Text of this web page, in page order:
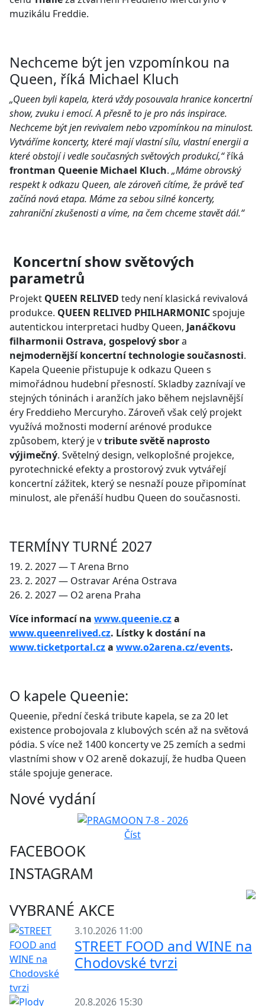
muzikálu Freddie.
Nechceme být jen vzpomínkou na
Queen, říká Michael Kluch
„Queen byli kapela, která vždy posouvala hranice koncertní
show, zvuku i emocí. A přesně to je pro nás inspirace.
Nechceme být jen revivalem nebo vzpomínkou na minulost.
Vytváříme koncerty, které mají vlastní sílu, vlastní energii a
které obstojí i vedle současných světových produkcí,“říká
frontman Queenie Michael Kluch. „Máme obrovský
respekt k odkazu Queen, ale zároveň cítíme, že právě teď
začíná nová etapa. Máme za sebou silné koncerty,
zahraniční zkušenosti a víme, na čem chceme stavět dál.“
Koncertní show světových
parametrů
Projekt QUEEN RELIVED tedy není klasická revivalová
produkce. QUEEN RELIVED PHILHARMONICspojuje
autentickou interpretaci hudby Queen, Janáčkovu
filharmonii Ostrava, gospelový sbora
nejmodernější koncertní technologie současnosti.
Kapela Queenie přistupuje k odkazu Queen s
mimořádnou hudební přesností. Skladby zaznívají ve
stejných tóninách i aranžích jako během nejslavnější
éry Freddieho Mercuryho. Zároveň však celý projekt
využívá možnosti moderní arénové produkce
způsobem, který je vtribute světě naprosto
výjimečný. Světelný design, velkoplošné projekce,
pyrotechnické efekty a prostorový zvuk vytvářejí
koncertní zážitek, který se nesnaží pouze připomínat
minulost, ale přenáší hudbu Queen do současnosti.
TERMÍNY TURNÉ 2027
19. 2. 2027 — T Arena Brno
23. 2. 2027 — Ostravar Aréna Ostrava
26. 2. 2027 — O2 arena Praha
Více informací na www.queenie.cza
www.queenrelived.cz. Lístky k dostání na
www.ticketportal.cza www.o2arena.cz/events.
O kapele Queenie:
Queenie, přední česká tribute kapela, se za 20 let
existence probojovala z klubových scén až na světová
pódia. S více než 1400 koncerty ve 25 zemích a sedmi
vlastními show v O2 areně dokazují, že hudba Queen
stále spojuje generace.
Nové vydání
Číst
FACEBOOK
INSTAGRAM
VYBRANÉ AKCE
3.10.2026 11:00
STREET FOOD and WINE na
Chodovské tvrzi
20.8.2026 15:30